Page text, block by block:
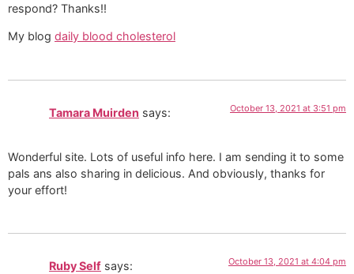
respond? Thanks!!
My blog daily blood cholesterol
Tamara Muirden says: October 13, 2021 at 3:51 pm
Wonderful site. Lots of useful info here. I am sending it to some
pals ans also sharing in delicious. And obviously, thanks for
your effort!
Ruby Self says: October 13, 2021 at 4:04 pm